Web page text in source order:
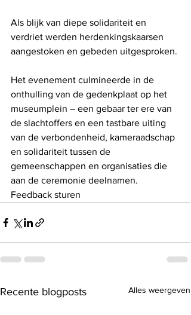
Als blijk van diepe solidariteit en
verdriet werden herdenkingskaarsen
aangestoken en gebeden uitgesproken.
Het evenement culmineerde in de
onthulling van de gedenkplaat op het
museumplein – een gebaar ter ere van
de slachtoffers en een tastbare uiting
van de verbondenheid, kameraadschap
en solidariteit tussen de
gemeenschappen en organisaties die
aan de ceremonie deelnamen.
Feedback sturen
Recente blogposts Alles weergeven